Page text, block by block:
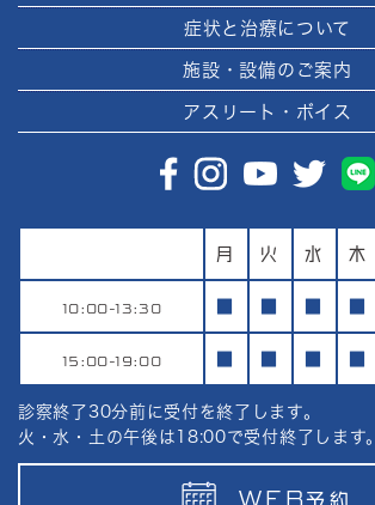
症状と治療について
施設・設備のご案内
アスリート・ボイス
月 火 水 木
10:00-13:30
15:00-19:00
診察終了30分前に受付を終了します。
火・水・土の午後は18:00で受付終了します。
WEB予約